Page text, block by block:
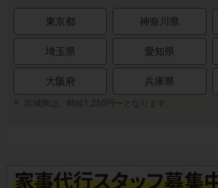
東京都 神奈川県
埼玉県 愛知県
大阪府 兵庫県
宮城県は、時給1,250円〜となります。